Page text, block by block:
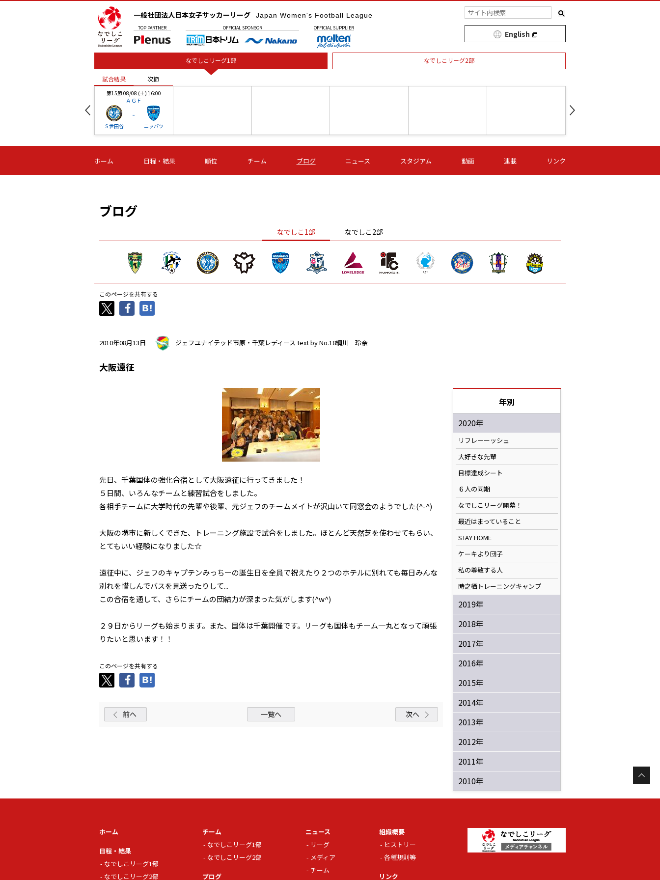
一般社団法人日本女子サッカーリーグ Japan Women's Football League
TOP PARTNER OFFICIAL SPONSOR OFFICIAL SUPPLIER
English
なでしこリーグ1部 なでしこリーグ2部
試合結果 次節
第15節 08/08 (土) 16:00
ＡＧＦ
Ｓ世田谷
-
ニッパツ
-
第16節 09/05 (土) 15:00
ニッパツ
-
第16節 09/05 (土) 15:00
石人の星
-
第16節 09/05 (土) 16:00
ＡＧＦ
-
いちご
-
第16節 09/06 (日) 15:00
-
第16節 09/06 (日) 15:00
- -
試合結果 次節
ホーム 日程・結果 順位 チーム ブログ ニュース スタジアム 動画 連載 リンク
ブログ
なでしこ1部 なでしこ2部
このページを共有する
2010年08月13日 ジェフユナイテッド市原・千葉レディース text by No.18綱川 玲奈
大阪遠征
先日、千葉国体の強化合宿として大阪遠征に行ってきました！
５日間、いろんなチームと練習試合をしました。
各相手チームに大学時代の先輩や後輩、元ジェフのチームメイトが沢山いて同窓会のようでした(^-^)
大阪の堺市に新しくできた、トレーニング施設で試合をしました。ほとんど天然芝を使わせてもらい、
とてもいい経験になりました☆
遠征中に、ジェフのキャプテンみっちーの誕生日を全員で祝えたり２つのホテルに別れても毎日みんな
別れを惜しんでバスを見送ったりして...
この合宿を通して、さらにチームの団結力が深まった気がします(^w^)
２９日からリーグも始まります。また、国体は千葉開催です。リーグも国体もチーム一丸となって頑張
りたいと思います！！
このページを共有する
前へ 一覧へ 次へ
年別
2020年
リフレーーッシュ
大好きな先輩
目標達成シート
６人の同期
なでしこリーグ開幕！
最近はまっていること
STAY HOME
ケーキより団子
私の尊敬する人
時之栖トレーニングキャンプ
2019年
2018年
2017年
2016年
2015年
2014年
2013年
2012年
2011年
2010年
ホーム
日程・結果
なでしこリーグ1部
なでしこリーグ2部
チーム
なでしこリーグ1部
なでしこリーグ2部
ブログ
ニュース
リーグ
メディア
チーム
組織概要
ヒストリー
各種規則等
リンク